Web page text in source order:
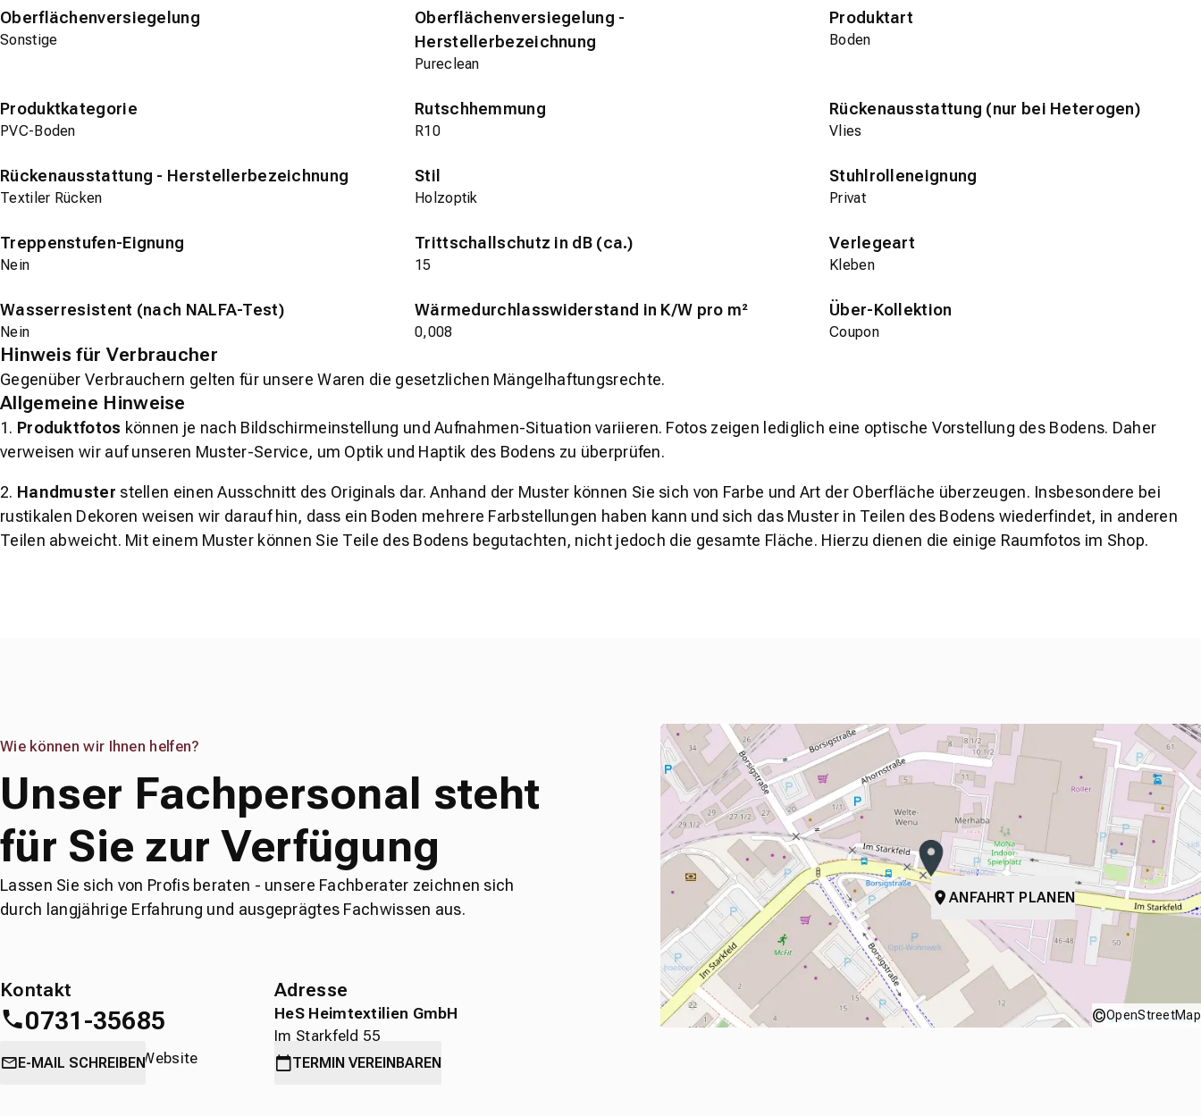
Oberflächenversiegelung
Sonstige
Oberflächenversiegelung -
Herstellerbezeichnung
Pureclean
Produktart
Boden
Produktkategorie
PVC-Boden
Rutschhemmung
R10
Rückenausstattung (nur bei Heterogen)
Vlies
Rückenausstattung - Herstellerbezeichnung
Textiler Rücken
Stil
Holzoptik
Stuhlrolleneignung
Privat
Treppenstufen-Eignung
Nein
Trittschallschutz in dB (ca.)
15
Verlegeart
Kleben
Wasserresistent (nach NALFA-Test)
Nein
Wärmedurchlasswiderstand in K/W pro m²
0,008
Über-Kollektion
Coupon
Hinweis für Verbraucher
Gegenüber Verbrauchern gelten für unsere Waren die gesetzlichen Mängelhaftungsrechte.
Allgemeine Hinweise
1. Produktfotos können je nach Bildschirmeinstellung und Aufnahmen-Situation variieren. Fotos zeigen lediglich eine optische Vorstellung des Bodens. Daher
verweisen wir auf unseren Muster-Service, um Optik und Haptik des Bodens zu überprüfen.
2. Handmuster stellen einen Ausschnitt des Originals dar. Anhand der Muster können Sie sich von Farbe und Art der Oberfläche überzeugen. Insbesondere bei
rustikalen Dekoren weisen wir darauf hin, dass ein Boden mehrere Farbstellungen haben kann und sich das Muster in Teilen des Bodens wiederfindet, in anderen
Teilen abweicht. Mit einem Muster können Sie Teile des Bodens begutachten, nicht jedoch die gesamte Fläche. Hierzu dienen die einige Raumfotos im Shop.
Wie können wir Ihnen helfen?
Unser Fachpersonal steht
für Sie zur Verfügung
Lassen Sie sich von Profis beraten - unsere Fachberater zeichnen sich
durch langjährige Erfahrung und ausgeprägtes Fachwissen aus.
Kontakt
0731-35685
oderdirekt über die Website
E-MAIL SCHREIBEN
Adresse
HeS Heimtextilien GmbH
Im Starkfeld 55
89231 Neu-Ulm
TERMIN VEREINBAREN
ANFAHRT PLANEN
©OpenStreetMap